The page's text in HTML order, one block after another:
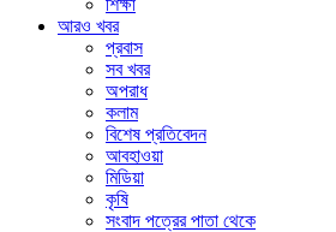
শিক্ষা
আরও খবর
প্রবাস
সব খবর
অপরাধ
কলাম
বিশেষ প্রতিবেদন
আবহাওয়া
মিডিয়া
কৃষি
সংবাদ পত্রের পাতা থেকে